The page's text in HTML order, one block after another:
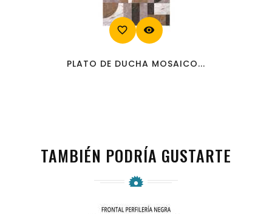
favorite_border visibility
PLATO DE DUCHA MOSAICO...
TAMBIÉN PODRÍA GUSTARTE